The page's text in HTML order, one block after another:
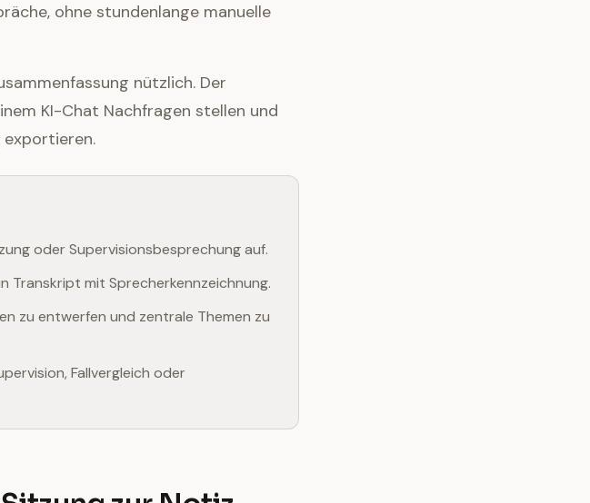
ohne stundenlange manuelle
nützlich. Der
KI-Chat Nachfragen stellen und
oder Supervisionsbesprechung auf.
Transkript mit Sprecherkennzeichnung.
zu entwerfen und zentrale Themen zu
Fallvergleich oder